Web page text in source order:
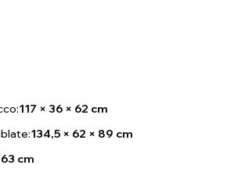
117 × 36 × 62 cm
134,5 × 62 × 89 cm
63 cm